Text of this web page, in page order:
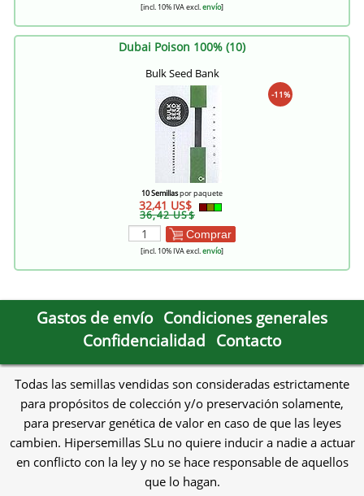
[incl. 10% IVA excl.envío]
Dubai Poison 100% (10)
Bulk Seed Bank
-11%
10 Semillaspor paquete
32,41 US$
36,42 US$
Comprar
[incl. 10% IVA excl.envío]
Gastos de envío Condiciones generales
Confidencialidad Contacto
Todas las semillas vendidas son consideradas estrictamente
para propósitos de colección y/o preservación solamente,
para preservar genética de valor en caso de que las leyes
cambien. Hipersemillas SLu no quiere inducir a nadie a actuar
en conflicto con la ley y no se hace responsable de aquellos
que lo hagan.